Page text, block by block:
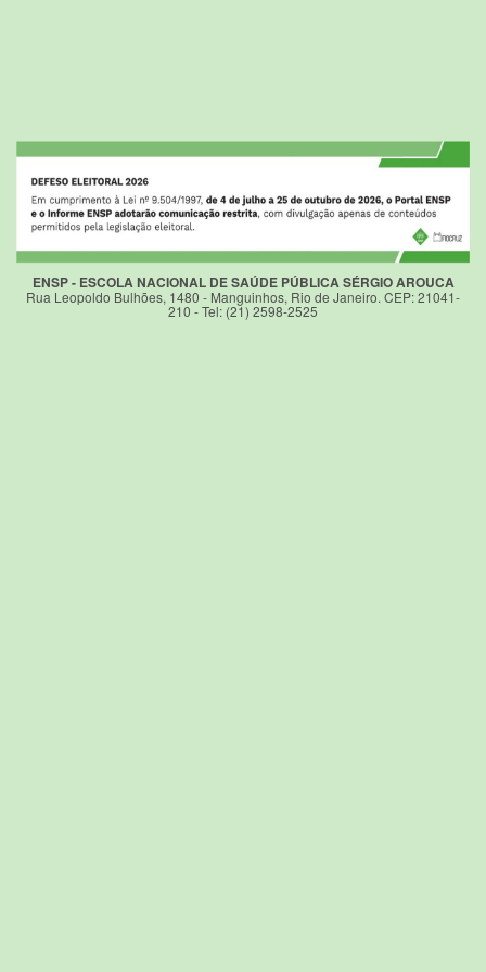
ENSP - ESCOLA NACIONAL DE SAÚDE PÚBLICA SÉRGIO AROUCA
Rua Leopoldo Bulhões, 1480 - Manguinhos, Rio de Janeiro. CEP: 21041-
210 - Tel: (21) 2598-2525